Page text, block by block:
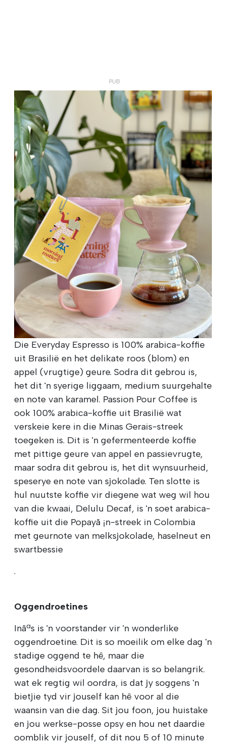
Die Everyday Espresso is 100% arabica-koffie
uit Brasilië en het delikate roos (blom) en
appel (vrugtige) geure. Sodra dit gebrou is,
het dit 'n syerige liggaam, medium suurgehalte
en note van karamel. Passion Pour Coffee is
ook 100% arabica-koffie uit Brasilië wat
verskeie kere in die Minas Gerais-streek
toegeken is. Dit is 'n gefermenteerde koffie
met pittige geure van appel en passievrugte,
maar sodra dit gebrou is, het dit wynsuurheid,
speserye en note van sjokolade. Ten slotte is
hul nuutste koffie vir diegene wat weg wil hou
van die kwaai, Delulu Decaf, is 'n soet arabica-
koffie uit die Popayã ¡n-streek in Colombia
met geurnote van melksjokolade, haselneut en
swartbessie
.
Oggendroetines
Inãªs is 'n voorstander vir 'n wonderlike
oggendroetine. Dit is so moeilik om elke dag 'n
stadige oggend te hê, maar die
gesondheidsvoordele daarvan is so belangrik.
wat ek regtig wil oordra, is dat jy soggens 'n
bietjie tyd vir jouself kan hê voor al die
waansin van die dag. Sit jou foon, jou huistake
en jou werkse-posse opsy en hou net daardie
oomblik vir jouself, of dit nou 5 of 10 minute